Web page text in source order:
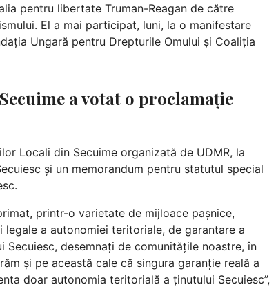
pentru libertate Truman-Reagan de către
El a mai participat, luni, la o manifestare
Ungară pentru Drepturile Omului și Coaliția
a votat o proclamație
Locali din Secuime organizată de UDMR, la
și un memorandum pentru statutul special
printr-o varietate de mijloace pașnice,
a autonomiei teritoriale, de garantare a
desemnați de comunitățile noastre, în
și pe această cale că singura garanție reală a
doar autonomia teritorială a ținutului Secuiesc”,